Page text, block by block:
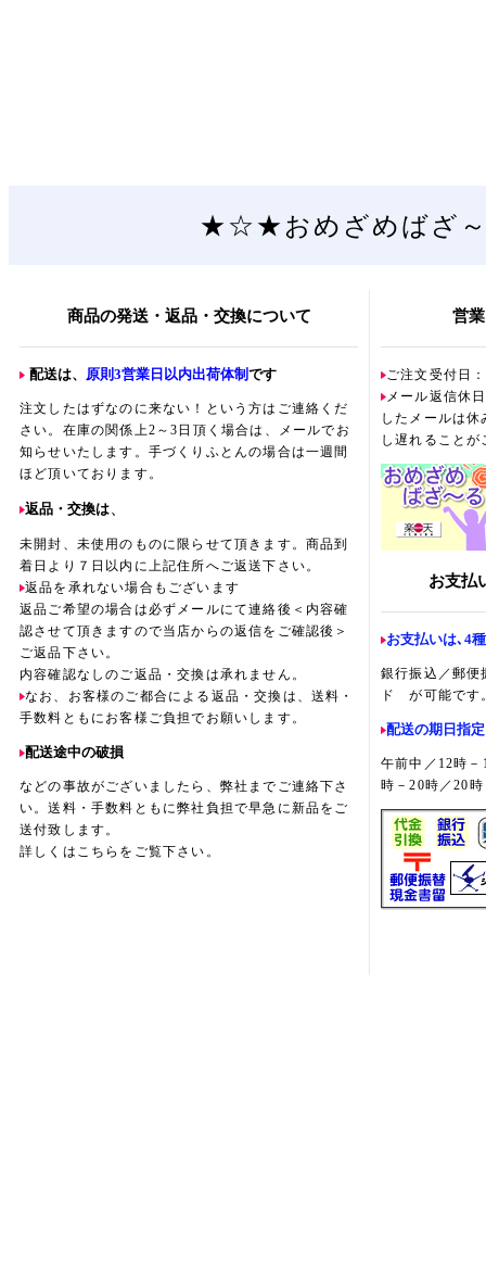
★☆★おめざめばざ
商品の発送・返品・交換について
配送は、 原則3営業日以内出荷体制 です
注文したはずなのに来ない！という方はご連絡くだ
さい。在庫の関係上2～3日頂く場合は、メールでお
知らせいたします。手づくりふとんの場合は一週間
ほど頂いております。
返品・交換は
未開封、未使用のものに限らせて頂きます。商品到
着日より７日以内に上記住所へご返送下さい。
返品を承れない場合もございます
返品ご希望の場合は必ずメールにて連絡後＜内容確
認させて頂きますので当店からの返信をご確認後＞
ご返品下さい。
内容確認なしのご返品・交換は承れません。
なお、お客様のご都合による返品・交換は、送料・
手数料ともにお客様ご負担でお願いします。
配送途中の破損
などの事故がございましたら、弊社までご連絡下さ
い。送料・手数料ともに弊社負担で早急に新品をご
送付致します。
詳しくはこちらをご覧下さい。
営
ご注文受付日
メール返信休
したメールは
し遅れること
お支
お支払いは､4
銀行振込／郵便
ド が可能です
配送の期日指
午前中／12時
時－20時／20